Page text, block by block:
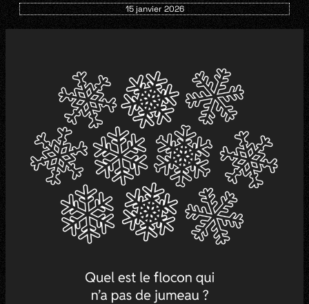
15 janvier 2026